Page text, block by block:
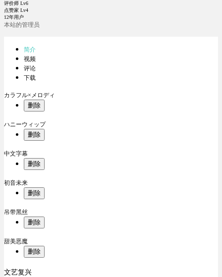
评价师 Lv6
点赞家 Lv4
12年用户
本站的管理员
简介
视频
评论
下载
カラフル×メロディ
删除
ハニーウィップ
删除
中文字幕
删除
初音未来
删除
吊带黑丝
删除
甜美恶魔
删除
文艺复兴